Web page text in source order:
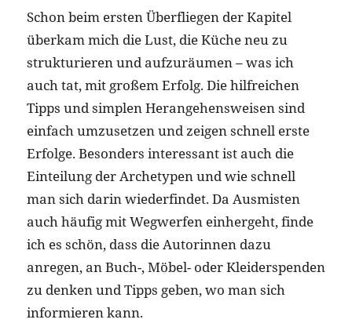
Schon beim ersten Überfliegen der Kapitel
überkam mich die Lust, die Küche neu zu
strukturieren und aufzuräumen – was ich
auch tat, mit großem Erfolg. Die hilfreichen
Tipps und simplen Herangehensweisen sind
einfach umzusetzen und zeigen schnell erste
Erfolge. Besonders interessant ist auch die
Einteilung der Archetypen und wie schnell
man sich darin wiederfindet. Da Ausmisten
auch häufig mit Wegwerfen einhergeht, finde
ich es schön, dass die Autorinnen dazu
anregen, an Buch-, Möbel- oder Kleiderspenden
zu denken und Tipps geben, wo man sich
informieren kann.